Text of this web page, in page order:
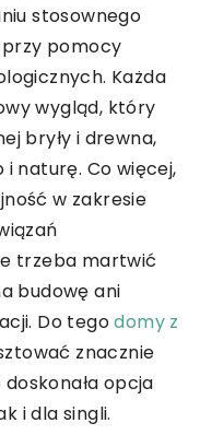
stosownego
pomocy
Każda
wygląd, który
bryły i drewna,
naturę. Co więcej,
w zakresie
trzeba martwić
budowę ani
Do tegodomy z
znacznie
opcja
i dla singli.